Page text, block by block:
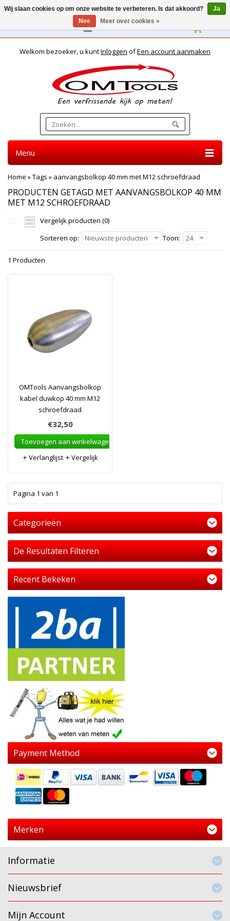
Nederlands
Welkom bezoeker, u kuntInloggen ofEen account aanmaken
Menu
Home »Tags » aanvangsbolkop 40 mm met M12 schroefdraad
PRODUCTEN GETAGD MET AANVANGSBOLKOP 40 MM
MET M12 SCHROEFDRAAD
Vergelijk producten (0)
Sorteren op:
Nieuwste producten Toon: 24
1 Producten
OMTools Aanvangsbolkop
kabel duwkop 40 mm M12
schroefdraad
€32,50
Toevoegen aan winkelwagen
Verlanglijst
Vergelijk
Pagina 1 van 1
Categorieën
De Resultaten Filteren
Recent Bekeken
Payment Method
Merken
Informatie
Nieuwsbrief
Mijn Account
Wij slaan cookies op om onze website te verbeteren. Is dat akkoord?
Ja
Nee
Meer over cookies »